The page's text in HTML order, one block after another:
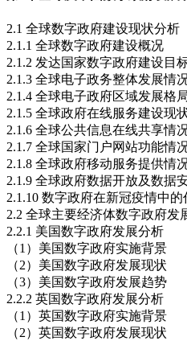
2.1 全球数字政府建设现状分析
2.1.1 全球数字政府建设概况
2.1.2 发达国家数字政府建设目
2.1.3 全球电子政务整体发展情
2.1.4 全球电子政府区域发展格
2.1.5 全球政府在线服务建设现
2.1.6 全球公共信息在线共享情
2.1.7 全球国家门户网站功能情
2.1.8 全球政府移动服务提供情
2.1.9 全球政府数据开放及数据
2.1.10 数字政府在新冠疫情中的
2.2 全球主要经济体数字政府发
2.2.1 美国数字政府发展分析
（1）美国数字政府实施背景
（2）美国数字政府发展现状
（3）美国数字政府发展趋势
2.2.2 英国数字政府发展分析
（1）英国数字政府实施背景
（2）英国数字政府发展现状